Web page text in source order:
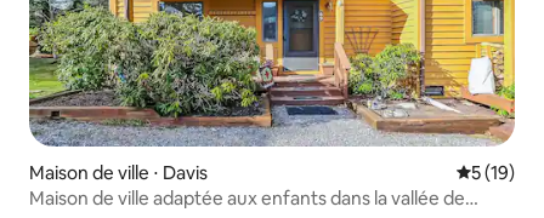
Maison de ville ⋅ Davis
5 (19)
Maison de ville adaptée aux enfants dans la vallée de